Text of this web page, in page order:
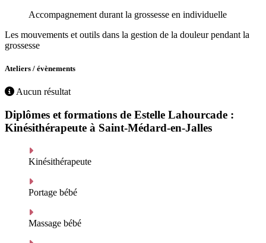
Accompagnement durant la grossesse en individuelle
Les mouvements et outils dans la gestion de la douleur pendant la
grossesse
Ateliers / évènements
Aucun résultat
Diplômes et formations de Estelle Lahourcade :
Kinésithérapeute à Saint-Médard-en-Jalles
Kinésithérapeute
Portage bébé
Massage bébé